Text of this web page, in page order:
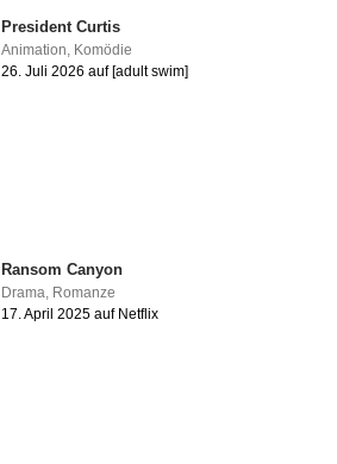
President Curtis
Animation, Komödie
26. Juli 2026 auf [adult swim]
Ransom Canyon
Drama Romanze
17. April 2025 auf Netflix